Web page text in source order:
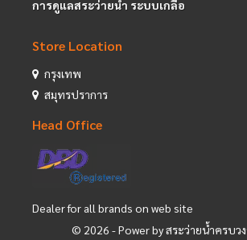
การดูแลสระว่ายน้ำ ระบบเกลือ
Store Location
กรุงเทพ
สมุทรปราการ
Head Office
Dealer for all brands on web site
© 2026 - Power by สระว่ายน้ำครบว